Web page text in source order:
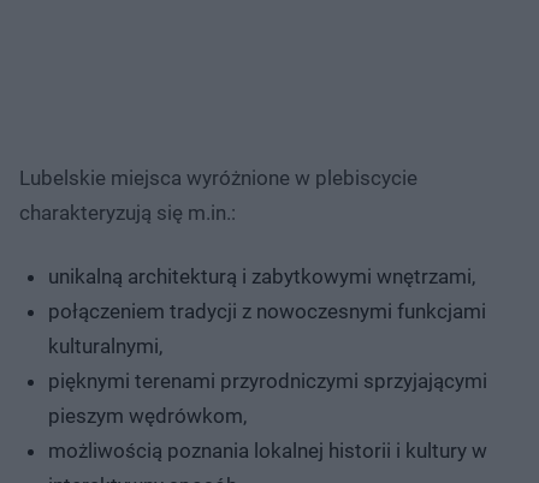
Lubelskie miejsca wyróżnione w plebiscycie
charakteryzują się m.in.:
unikalną architekturą i zabytkowymi wnętrzami,
połączeniem tradycji z nowoczesnymi funkcjami
kulturalnymi,
pięknymi terenami przyrodniczymi sprzyjającymi
pieszym wędrówkom,
możliwością poznania lokalnej historii i kultury w